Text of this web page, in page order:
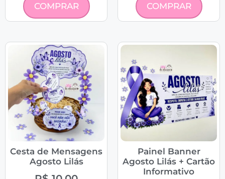
COMPRAR COMPRAR
Cesta de Mensagens
Agosto Lilás
Painel Banner
Agosto Lilás + Cartão
Informativo